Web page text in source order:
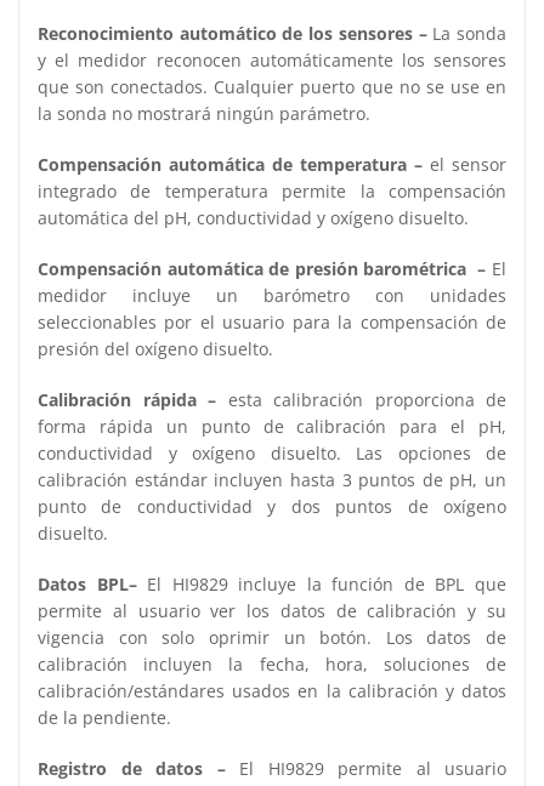
Reconocimiento automático de los sensores –La sonda
y el medidor reconocen automáticamente los sensores
que son conectados. Cualquier puerto que no se use en
la sonda no mostrará ningún parámetro.
Compensación automática de temperatura – el sensor
integrado de temperatura permite la compensación
automática del pH, conductividad y oxígeno disuelto.
Compensación automática de presión barométrica – El
medidor incluye un barómetro con unidades
seleccionables por el usuario para la compensación de
presión del oxígeno disuelto.
Calibración rápida – esta calibración proporciona de
forma rápida un punto de calibración para el pH,
conductividad y oxígeno disuelto. Las opciones de
calibración estándar incluyen hasta 3 puntos de pH, un
punto de conductividad y dos puntos de oxígeno
disuelto.
Datos BPL–El HI9829 incluye la función de BPL que
permite al usuario ver los datos de calibración y su
vigencia con solo oprimir un botón. Los datos de
calibración incluyen la fecha, hora, soluciones de
calibración/estándares usados en la calibración y datos
de la pendiente.
Registro de datos –El HI9829 permite al usuario